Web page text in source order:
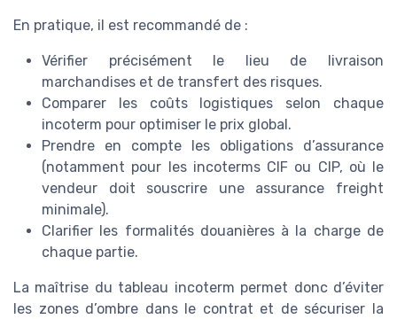
En pratique, il est recommandé de :
Vérifier précisément le lieu de livraison
marchandises et de transfert des risques.
Comparer les coûts logistiques selon chaque
incoterm pour optimiser le prix global.
Prendre en compte les obligations d’assurance
(notamment pour les incoterms CIF ou CIP, où le
vendeur doit souscrire une assurance freight
minimale).
Clarifier les formalités douanières à la charge de
chaque partie.
La maîtrise du tableau incoterm permet donc d’éviter
les zones d’ombre dans le contrat et de sécuriser la